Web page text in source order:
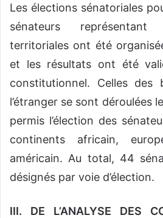
Les élections sénatoriales
sénateurs
territoriales ont été
et les résultats ont été
constitutionnel. Celles des
l’étranger se sont déroulées
permis l’élection des
continents africain,
américain. Au total, 44
désignés par voie d’élection.
III. DE L’ANALYSE DES